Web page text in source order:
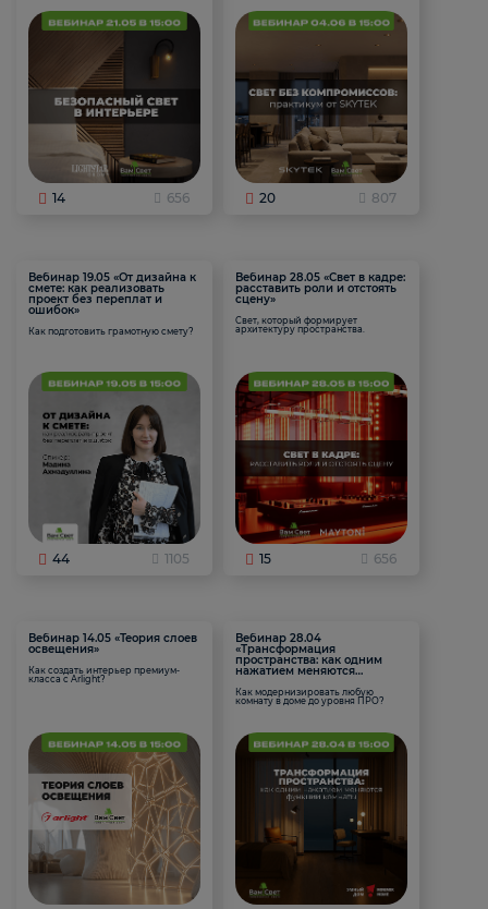
14 656 20 807
Вебинар 19.05 «От дизайна к
смете: как реализовать
проект без переплат и
ошибок»
Как подготовить грамотную смету?
44 1105
Вебинар 28.05 «Свет в кадре:
расставить роли и отстоять
сцену»
Свет, который формирует
архитектуру пространства.
15 656
Вебинар 14.05 «Теория слоев
освещения»
Как создать интерьер премиум-
класса с Arlight?
Вебинар 28.04
«Трансформация
пространства: как одним
нажатием меняются
Как модернизировать любую
комнату в доме до уровня ПРО?